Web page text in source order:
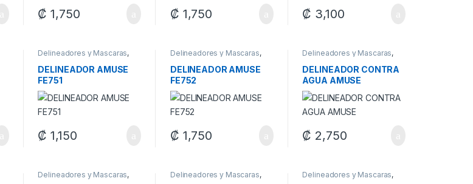
₡ 1,750 ₡ 1,750 ₡ 3,100
Delineadores y Mascaras,
DELINEADOR AMUSE
FE751
₡ 1,150
Delineadores y Mascaras,
DELINEADOR AMUSE
FE752
₡ 1,750
Delineadores y Mascaras,
DELINEADOR CONTRA
AGUA AMUSE
₡ 2,750
Delineadores y Mascaras,
Delineadores y Mascaras,
Delineadores y Mascaras,